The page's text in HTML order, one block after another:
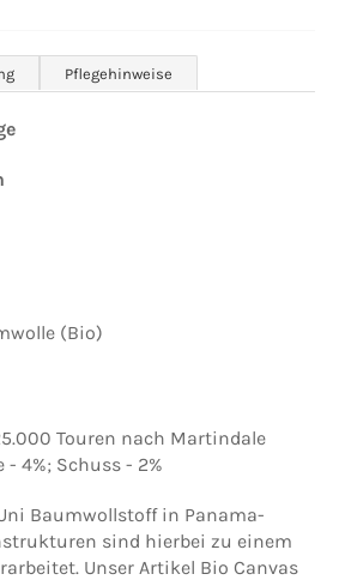
Pflegehinweise
(Bio)
Touren nach Martindale
4%; Schuss - 2%
Baumwollstoff in Panama-
sind hierbei zu einem
Unser Artikel Bio Canvas